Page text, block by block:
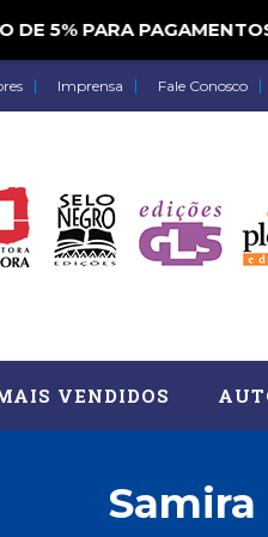
5% PARA PAGAMENTOS
Imprensa Fale Conosco
VENDIDOS